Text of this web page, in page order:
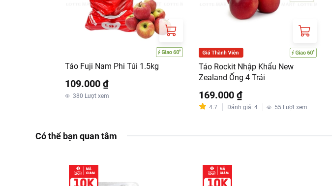
Táo Fuji Nam Phi Túi 1.5kg
109.000 ₫
380 Lượt xem
Táo Rockit Nhập Khẩu New
Zealand Ống 4 Trái
169.000 ₫
4.7 Đánh giá: 4 55 Lượt xem
Có thể bạn quan tâm